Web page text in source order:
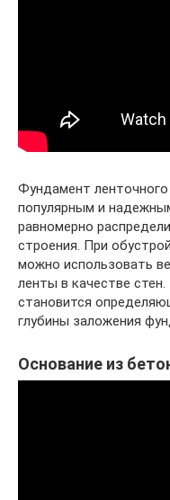
Фундамент
популярным и
равномерно
строения. При
можно использовать
ленты в качестве
становится
глубины заложения
Основание из